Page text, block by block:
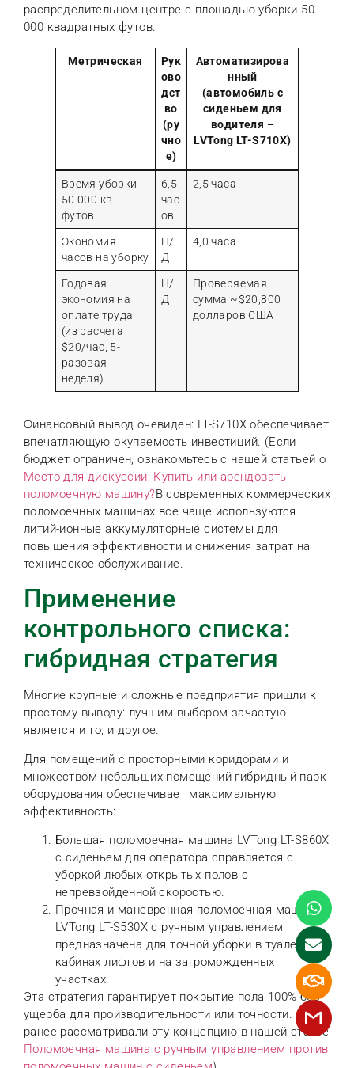
распределительном центре с площадью уборки 50
000 квадратных футов.
Метрическая
Рук
ово
дст
во
(ру
чно
е)
Автоматизирова
нный
(автомобиль с
сиденьем для
водителя –
LVTong LT-S710X)
Время уборки
50 000 кв.
футов
6,5
час
ов
2,5 часа
Экономия
часов на уборку
Н/
Д
4,0 часа
Годовая
экономия на
оплате труда
(из расчета
$20/час, 5-
разовая
неделя)
Н/
Д
Проверяемая
сумма ~$20,800
долларов США
Финансовый вывод очевиден: LT-S710X обеспечивает
впечатляющую окупаемость инвестиций. (Если
бюджет ограничен, ознакомьтесь с нашей статьей о
Место для дискуссии: Купить или арендовать
поломоечную машину?В современных коммерческих
поломоечных машинах все чаще используются
литий-ионные аккумуляторные системы для
повышения эффективности и снижения затрат на
техническое обслуживание.
Применение
контрольного списка:
гибридная стратегия
Многие крупные и сложные предприятия пришли к
простому выводу: лучшим выбором зачастую
является и то, и другое.
Для помещений с просторными коридорами и
множеством небольших помещений гибридный парк
оборудования обеспечивает максимальную
эффективность:
Большая поломоечная машина LVTong LT-S860X
с сиденьем для оператора справляется с
уборкой любых открытых полов с
непревзойденной скоростью.
Прочная и маневренная поломоечная машина
LVTong LT-S530X с ручным управлением
предназначена для точной уборки в туалетах,
кабинах лифтов и на загроможденных
участках.
Эта стратегия гарантирует покрытие пола 100% без
ущерба для производительности или точности. (Мы
ранее рассматривали эту концепцию в нашей статье
Поломоечная машина с ручным управлением против